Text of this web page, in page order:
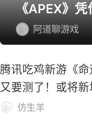
《APEX》
第一桌？
阿道聊游戏
腾讯吃鸡新游《命
又要测了！或将新
玩法！
仿生羊